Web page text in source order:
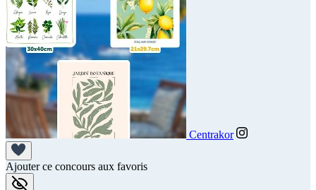
Centrakor
Ajouter ce concours aux favoris